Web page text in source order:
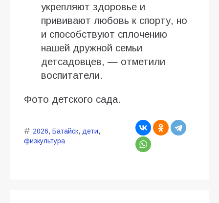
укрепляют здоровье и
прививают любовь к спорту, но
и способствуют сплочению
нашей дружной семьи
детсадовцев, — отметили
воспитатели.
Фото детского сада.
2026, Батайск, дети,
физкультура